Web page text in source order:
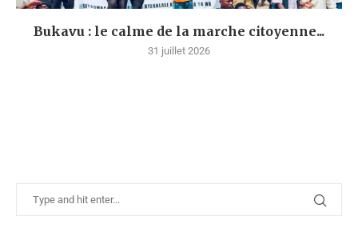
Bukavu : le calme de la marche citoyenne...
31 juillet 2026